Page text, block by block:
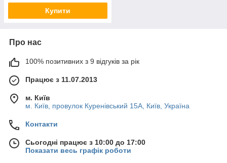
Купити
Про нас
100% позитивних з 9 відгуків за рік
Працює з 11.07.2013
м. Київ
м. Київ, провулок Куренівський 15А, Київ, Україна
Контакти
Сьогодні працює з 10:00 до 17:00
Показати весь графік роботи